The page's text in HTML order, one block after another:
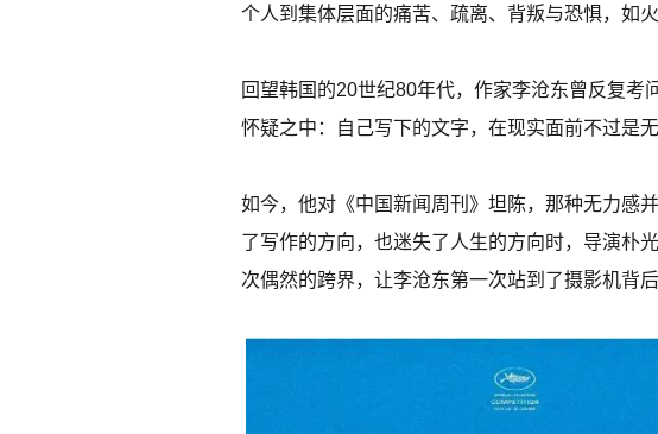
个人到集体层面的痛苦、疏离、背叛与恐惧，如
回望韩国的20世纪80年代，作家李沧东曾反复
怀疑之中：自己写下的文字，在现实面前不过是无
如今，他对《中国新闻周刊》坦陈，那种无力感
了写作的方向，也迷失了人生的方向时，导演朴
次偶然的跨界，让李沧东第一次站到了摄影机背后